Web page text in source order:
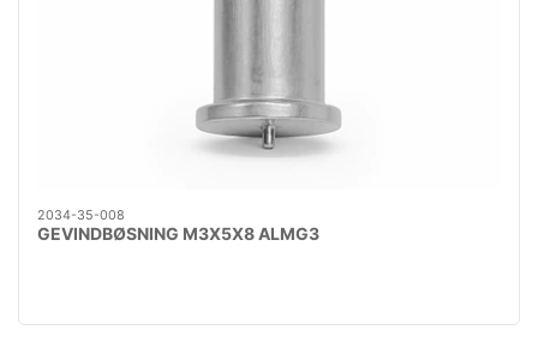
2034-35-008
GEVINDBØSNING M3X5X8 ALMG3